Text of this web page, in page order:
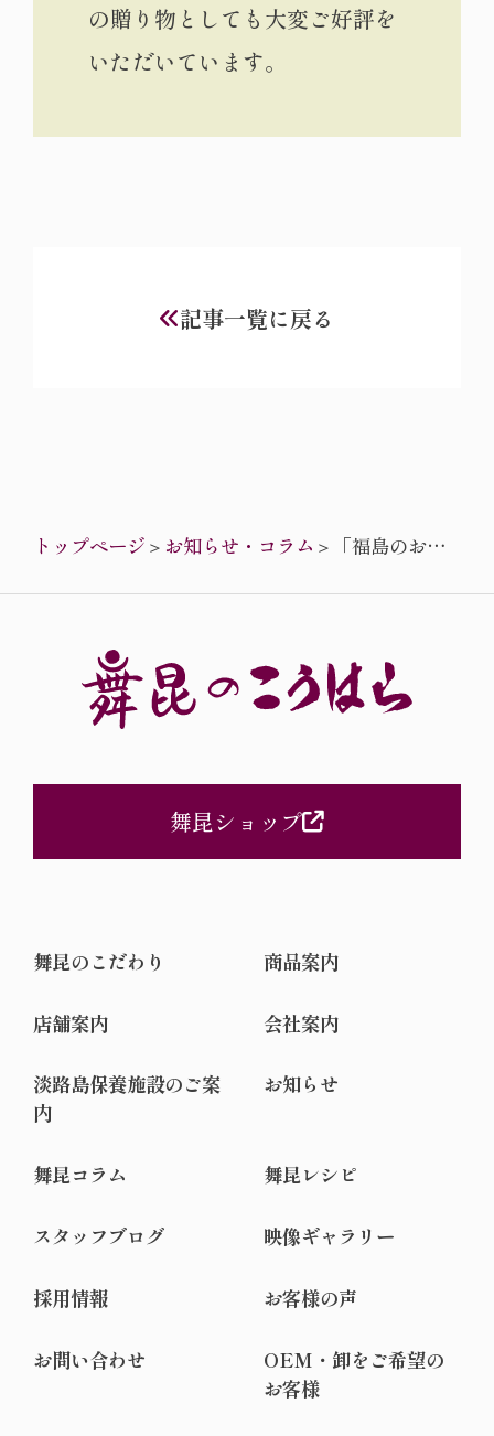
の贈り物としても大変ご好評を
いただいています。
記事一覧に戻る
トップページ ＞ お知らせ・コラム ＞ 「福島のおた
り道は、舞昆
の巻
舞昆ショップ
舞昆のこだわり 商品案内
店舗案内 会社案内
淡路島保養施設のご案
内
お知らせ
舞昆コラム 舞昆レシピ
スタッフブログ 映像ギャラリー
採用情報 お客様の声
お問い合わせ
OEM・卸をご希望の
お客様